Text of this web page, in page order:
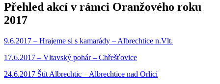
Přehled akcí v rámci Oranžového roku
2017
9.6.2017 – Hrajeme si s kamarády – Albrechtice n.Vlt.
17.6.2017 – Vltavský pohár – Chřešťovice
24.6.2017 Štít Albrechtic – Albrechtice nad Orlicí